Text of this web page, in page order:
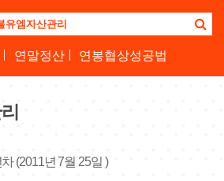
연말정산 연봉협상성공법
(2011년 7월 25일 )